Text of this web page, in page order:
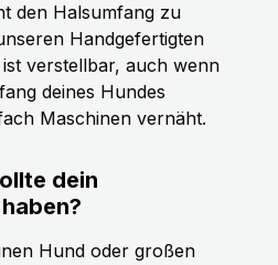
den Halsumfang zu
Handgefertigten
verstellbar, auch wenn
deines Hundes
Maschinen vernäht.
dein
Hund oder großen